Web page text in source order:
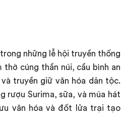
những lễ hội truyền thống
thờ cúng thần núi, cầu bình an
truyền giữ văn hóa dân tộc.
rượu Surima, sữa, và múa hát
văn hóa và đốt lửa trại tạo